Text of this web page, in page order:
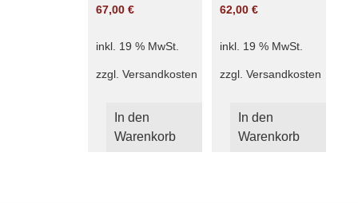
67,00 €
inkl. 19 % MwSt.
zzgl. Versandkosten
In den
Warenkorb
62,00 €
inkl. 19 % MwSt.
zzgl. Versandkosten
In den
Warenkorb